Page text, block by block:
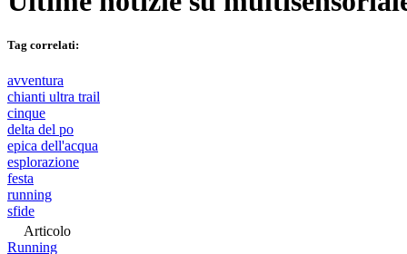
Tag correlati:
avventura
chianti ultra trail
cinque
delta del po
epica dell'acqua
esplorazione
festa
running
sfide
Articolo
Running